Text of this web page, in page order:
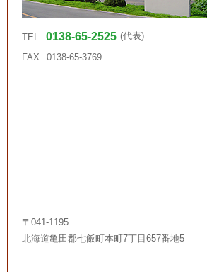
TEL 0138-65-2525 (代表)
FAX
0138-65-3769
〒041-1195
北海道亀田郡七飯町本町7丁目657番地5